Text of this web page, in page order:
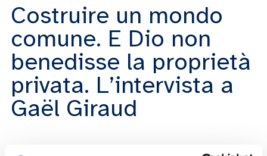
Costruire un mondo
comune. E Dio non
benedisse la proprietà
privata. L’intervista a
Gaël Giraud